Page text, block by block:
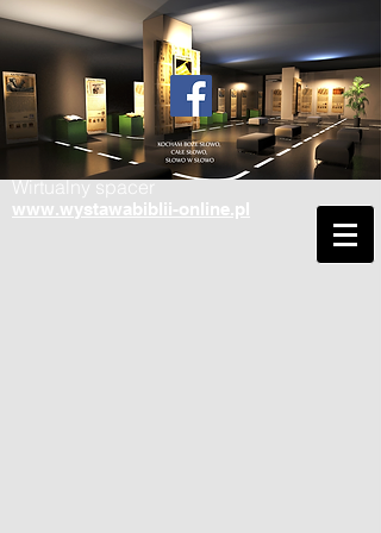
Wirtualny spacer
www.wystawabiblii-online.pl